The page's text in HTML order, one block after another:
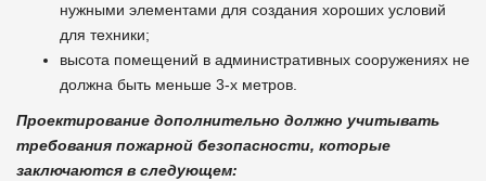
нужными элементами для создания хороших условий
для техники;
высота помещений в административных сооружениях не
должна быть меньше 3-х метров.
Проектирование дополнительно должно учитывать
требования пожарной безопасности, которые
заключаются в следующем: